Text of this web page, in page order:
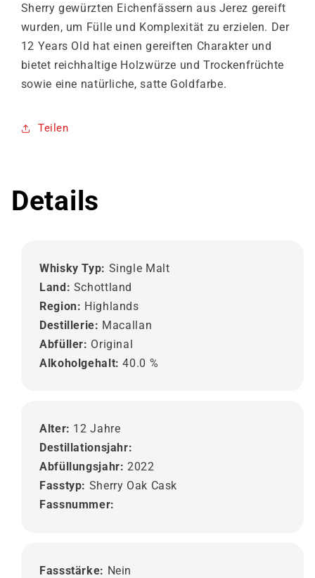
Sherry gewürzten Eichenfässern aus Jerez gereift
wurden, um Fülle und Komplexität zu erzielen. Der
12 Years Old hat einen gereiften Charakter und
bietet reichhaltige Holzwürze und Trockenfrüchte
sowie eine natürliche, satte Goldfarbe.
Teilen
Details
Whisky Typ: Single Malt
Land: Schottland
Region: Highlands
Destillerie: Macallan
Abfüller: Original
Alkoholgehalt:40.0 %
Alter: 12 Jahre
Destillationsjahr:
Abfüllungsjahr:2022
Fasstyp: Sherry Oak Cask
Fassnummer:
Fassstärke: Nein